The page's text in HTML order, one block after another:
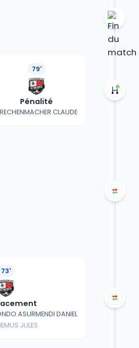
79'
Pénalité
CLAUDE
73'
ASURMENDI DANIEL
JULES